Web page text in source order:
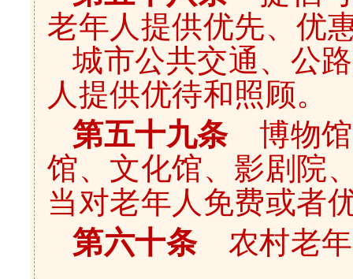
老年人提供优先、优
城市公共交通、公
人提供优待和照顾。
第五十九条博物馆
馆、文化馆、影剧院
当对老年人免费或者
第六十条农村老年